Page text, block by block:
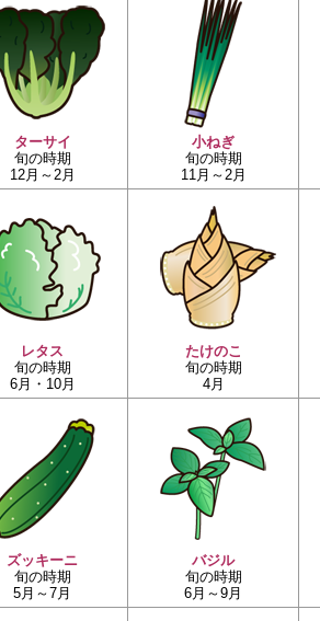
ターサイ
旬の時期
12月～2月
小ねぎ
旬の時期
11月～2月
レタス
旬の時期
6月・10月
たけのこ
旬の時期
4月
ズッキーニ
旬の時期
5月～7月
バジル
旬の時期
6月～9月